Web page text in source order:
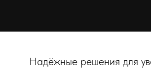
Надёжные решения для